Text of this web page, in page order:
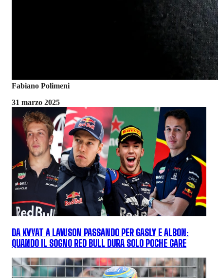
Fabiano Polimeni
31 marzo 2025
DA KVYAT A LAWSON PASSANDO PER GASLY E ALBON:
QUANDO IL SOGNO RED BULL DURA SOLO POCHE GARE